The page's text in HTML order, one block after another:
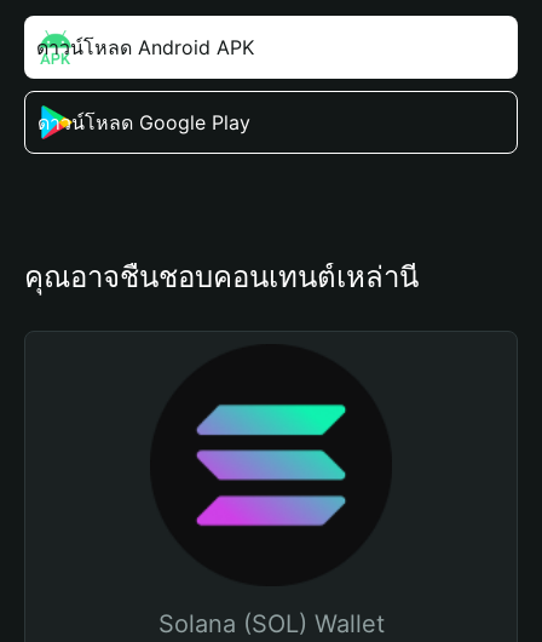
ดาวน์โหลด Android APK
ดาวน์โหลด Google Play
คุณอาจชื่นชอบคอนเทนต์เหล่านี้
Solana (SOL) Wallet